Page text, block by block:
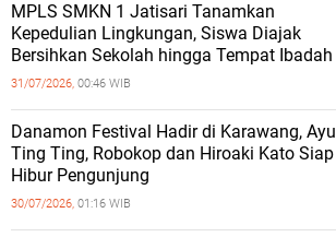
MPLS SMKN 1 Jatisari Tanamkan
Kepedulian Lingkungan, Siswa Diajak
Bersihkan Sekolah hingga Tempat Ibadah
31/07/2026, 00:46 WIB
Danamon Festival Hadir di Karawang, Ayu
Ting Ting, Robokop dan Hiroaki Kato Siap
Hibur Pengunjung
30/07/2026, 01:16 WIB